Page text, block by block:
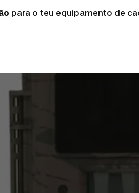
para o teu equipamento de